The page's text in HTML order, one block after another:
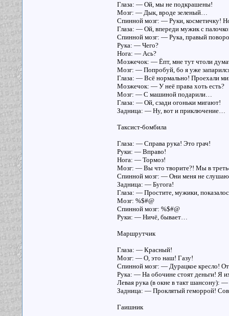
Глаза: — Ой, мы не подкрашены!
Мозг: — Дык, вроде зеленый…
Спинной мозг: — Руки, косметичку!
Глаза: — Ой, впереди мужик с
Спинной мозг: — Рука, правый
Рука: — Чего?
Нога: — Ась?
Мозжечок: — Ёпт, мне тут чтоли
Мозг: — Попробуй, бо я уже
Глаза: — Всё нормально! Проехали
Мозжечок: — У неё права хоть есть?
Мозг: — С машиной подарили…
Глаза: — Ой, сзади огоньки мигают!
Задница: — Ну, вот и приключение…
Таксист-бомбила
Глаза: — Справа рука! Это грач!
Руки: — Вправо!
Нога: — Тормоз!
Мозг: — Вы что творите?! Мы в
Спинной мозг: — Они меня не
Задница: — Бугога!
Глаза: — Простите, мужики,
Мозг: %$#@
Спинной мозг: %$#@
Руки: — Ничё, бывает…
Маршрутчик
Глаза: — Красный!
Мозг: — О, это наш! Газу!
Спинной мозг: — Дурацкое кресло!
Рука: — На обочине стоят деньги! Я
Левая рука (в окне в такт шансону):
Задница: — Проклятый геморрой!
Гаишник